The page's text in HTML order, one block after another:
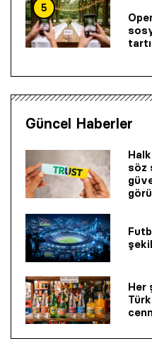
5
Güncel Haberler
söz
Her